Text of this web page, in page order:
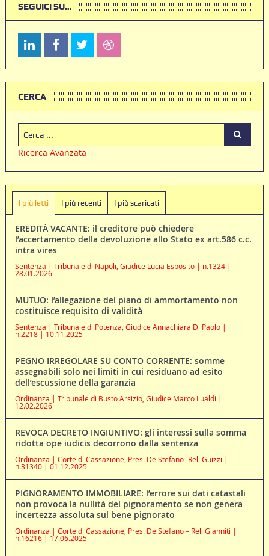
SEGUICI SU…
CERCA
Ricerca Avanzata
I più letti I più recenti I più scaricati
EREDITÀ VACANTE: il creditore può chiedere
l’accertamento della devoluzione allo Stato ex art.586 c.c.
intra vires
Sentenza | Tribunale di Napoli, Giudice Lucia Esposito | n.1324 |
28.01.2026
MUTUO: l’allegazione del piano di ammortamento non
costituisce requisito di validità
Sentenza | Tribunale di Potenza, Giudice Annachiara Di Paolo |
n.2218 | 10.11.2025
PEGNO IRREGOLARE SU CONTO CORRENTE: somme
assegnabili solo nei limiti in cui residuano ad esito
dell’escussione della garanzia
Ordinanza | Tribunale di Busto Arsizio, Giudice Marco Lualdi |
12.02.2026
REVOCA DECRETO INGIUNTIVO: gli interessi sulla somma
ridotta ope iudicis decorrono dalla sentenza
Ordinanza | Corte di Cassazione, Pres. De Stefano -Rel. Guizzi |
n.31340 | 01.12.2025
PIGNORAMENTO IMMOBILIARE: l’errore sui dati catastali
non provoca la nullità del pignoramento se non genera
incertezza assoluta sul bene pignorato
Ordinanza | Corte di Cassazione, Pres. De Stefano – Rel. Gianniti |
n.16216 | 17.06.2025